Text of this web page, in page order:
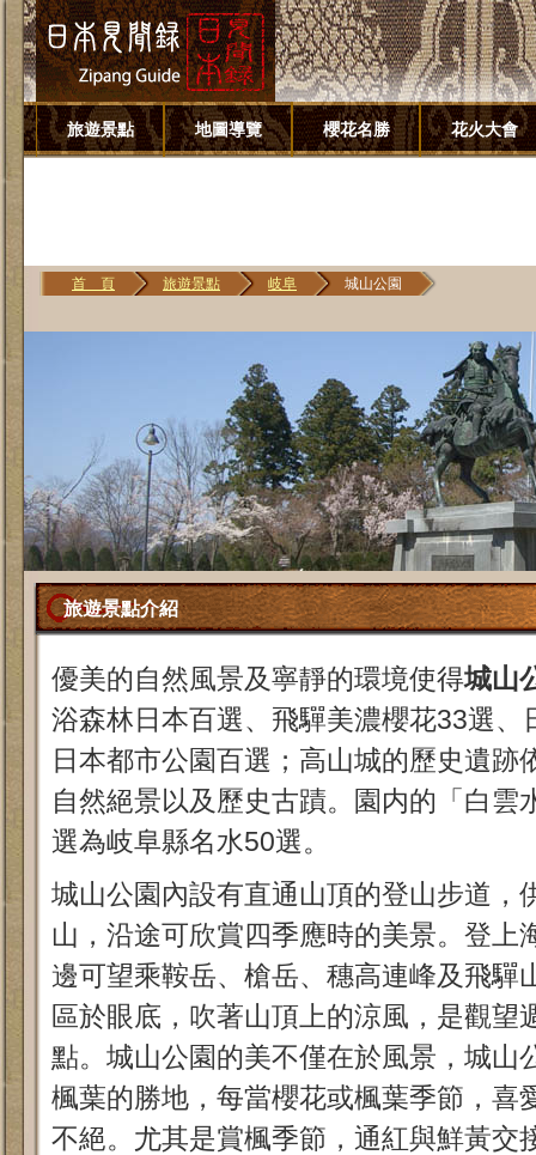
旅遊景點 地圖導覽 櫻花名勝 花火大會
首 頁 旅遊景點 岐阜 城山公園
旅遊景點介紹
優美的自然風景及寧靜的環境使得城山
浴森林日本百選、飛驒美濃櫻花33選、
日本都市公園百選；高山城的歷史遺跡
自然絕景以及歷史古蹟。園内的「白雲
選為岐阜縣名水50選。
城山公園內設有直通山頂的登山步道，
山，沿途可欣賞四季應時的美景。登上
邊可望乘鞍岳、槍岳、穗高連峰及飛驒
區於眼底，吹著山頂上的涼風，是觀望
點。城山公園的美不僅在於風景，城山
楓葉的勝地，每當櫻花或楓葉季節，喜
不絕。尤其是賞楓季節，通紅與鮮黃交